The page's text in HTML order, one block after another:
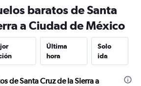
baratos de Santa
a Ciudad de México
Última
hora
Solo
ida
de Santa Cruz de la Sierra a